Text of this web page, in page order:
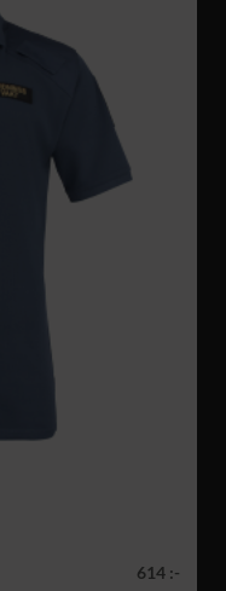
614 :-